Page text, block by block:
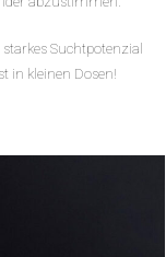
Suchtpotenzial
in kleinen Dosen!